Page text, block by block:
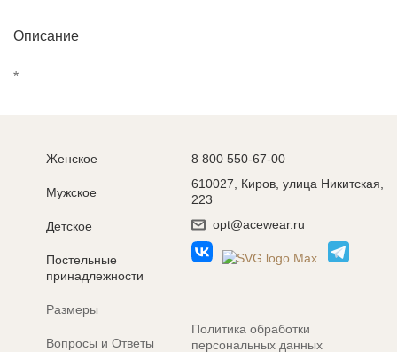
Описание
*
Женское
Мужское
Детское
Постельные
принадлежности
Размеры
Вопросы и Ответы
8 800 550-67-00
610027, Киров, улица Никитская,
223
opt@acewear.ru
Политика обработки
персональных данных